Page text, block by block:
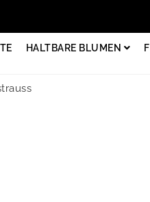
HALTBARE BLUMEN